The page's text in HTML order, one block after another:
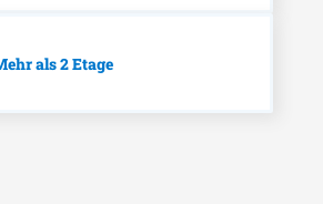
als 2 Etage